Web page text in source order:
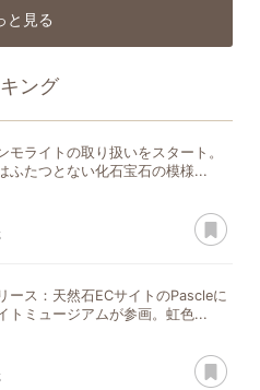
と見る
ング
モライトの取り扱いをスタート。
ふたつとない化石宝石の模様...
ース：天然石ECサイトのPascleに
トミュージアムが参画。虹色...